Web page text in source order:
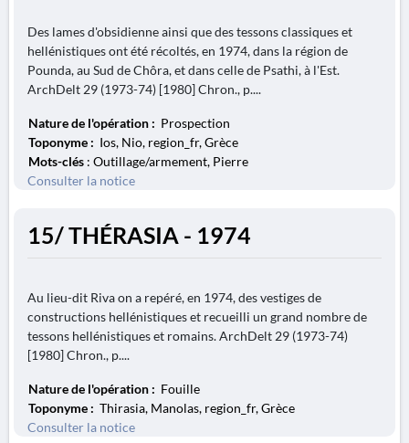
Des lames d'obsidienne ainsi que des tessons classiques et
hellénistiques ont été récoltés, en 1974, dans la région de
Pounda, au Sud de Chôra, et dans celle de Psathi, à l'Est.
ArchDelt 29 (1973-74) [1980] Chron., p....
Nature de l'opération : Prospection
Toponyme : Ios, Nio, region_fr, Grèce
Mots-clés : Outillage/armement, Pierre
Consulter la notice
15/ THÉRASIA - 1974
Au lieu-dit Riva on a repéré, en 1974, des vestiges de
constructions hellénistiques et recueilli un grand nombre de
tessons hellénistiques et romains. ArchDelt 29 (1973-74)
[1980] Chron., p....
Nature de l'opération : Fouille
Toponyme : Thirasia, Manolas, region_fr, Grèce
Consulter la notice